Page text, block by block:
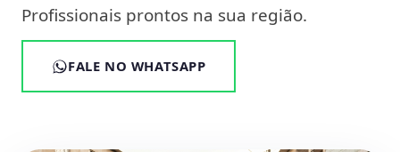
Profissionais prontos na sua região.
FALE NO WHATSAPP